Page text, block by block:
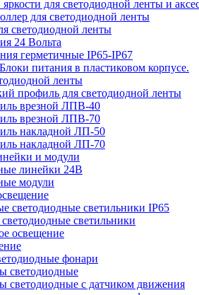
яркости для светодиодной ленты и
для светодиодной ленты
светодиодной ленты
24 Вольта
герметичные IP65-IP67
питания в пластиковом корпусе.
ленты
профиль для светодиодной ленты
врезной ЛПВ-40
врезной ЛПВ-70
накладной ЛП-50
накладной ЛП-70
и модули
линейки 24В
модули
светодиодные светильники IP65
светильники
освещение
фонари
светодиодные
светодиодные с датчиком движения